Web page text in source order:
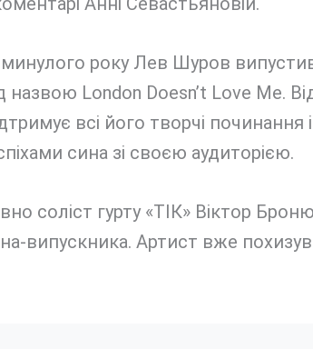
минулого року Лев Шуров
London Doesn’t Love Me.
всі його творчі починання
сина зі своєю аудиторією.
соліст гурту «ТІК» Віктор
випускника. Артист вже